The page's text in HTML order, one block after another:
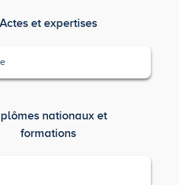
Actes et expertises
nationaux et
formations